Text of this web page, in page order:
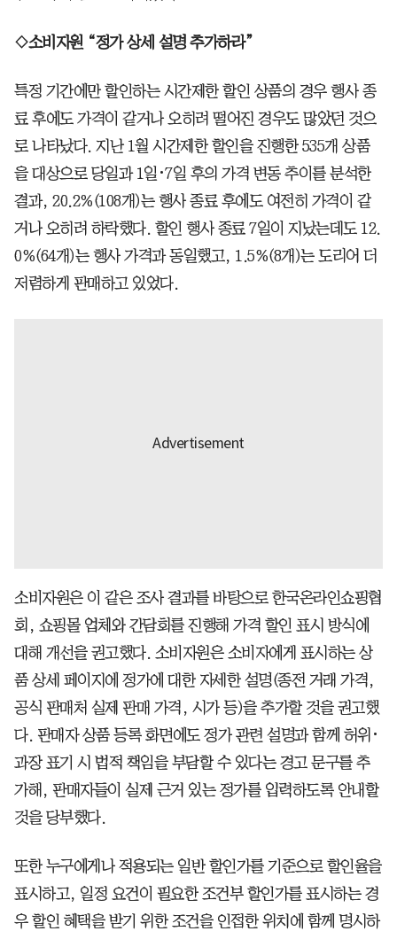
◇소비자원 “정가 상세 설명 추가하라”
특정 기간에만 할인하는 시간제한 할인 상품의 경우 행사 종
료 후에도 가격이 같거나 오히려 떨어진 경우도 많았던 것으
로 나타났다. 지난 1월 시간제한 할인을 진행한 535개 상품
을 대상으로 당일과 1일･7일 후의 가격 변동 추이를 분석한
결과, 20.2%(108개)는 행사 종료 후에도 여전히 가격이 같
거나 오히려 하락했다. 할인 행사 종료 7일이 지났는데도 12.
0%(64개)는 행사 가격과 동일했고, 1.5%(8개)는 도리어 더
저렴하게 판매하고 있었다.
소비자원은 이 같은 조사 결과를 바탕으로 한국온라인쇼핑협
회, 쇼핑몰 업체와 간담회를 진행해 가격 할인 표시 방식에
대해 개선을 권고했다. 소비자원은 소비자에게 표시하는 상
품 상세 페이지에 정가에 대한 자세한 설명(종전 거래 가격,
공식 판매처 실제 판매 가격, 시가 등)을 추가할 것을 권고했
다. 판매자 상품 등록 화면에도 정가 관련 설명과 함께 허위･
과장 표기 시 법적 책임을 부담할 수 있다는 경고 문구를 추
가해, 판매자들이 실제 근거 있는 정가를 입력하도록 안내할
것을 당부했다.
또한 누구에게나 적용되는 일반 할인가를 기준으로 할인율을
표시하고, 일정 요건이 필요한 조건부 할인가를 표시하는 경
우 할인 혜택을 받기 위한 조건을 인접한 위치에 함께 명시하